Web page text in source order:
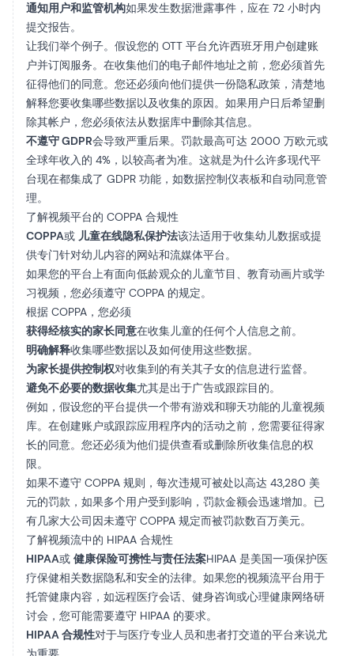
通知用户和监管机构如果发生数据泄露事件，应在 72 小时内
提交报告。
让我们举个例子。假设您的 OTT 平台允许西班牙用户创建账
户并订阅服务。在收集他们的电子邮件地址之前，您必须首先
征得他们的同意。您还必须向他们提供一份隐私政策，清楚地
解释您要收集哪些数据以及收集的原因。如果用户日后希望删
除其帐户，您必须依法从数据库中删除其信息。
不遵守 GDPR会导致严重后果。罚款最高可达 2000 万欧元或
全球年收入的 4%，以较高者为准。这就是为什么许多现代平
台现在都集成了 GDPR 功能，如数据控制仪表板和自动同意管
理。
了解视频平台的 COPPA 合规性
COPPA或 儿童在线隐私保护法该法适用于收集幼儿数据或提
供专门针对幼儿内容的网站和流媒体平台。
如果您的平台上有面向低龄观众的儿童节目、教育动画片或学
习视频，您必须遵守 COPPA 的规定。
根据 COPPA，您必须
获得经核实的家长同意在收集儿童的任何个人信息之前。
明确解释收集哪些数据以及如何使用这些数据。
为家长提供控制权对收集到的有关其子女的信息进行监督。
避免不必要的数据收集尤其是出于广告或跟踪目的。
例如，假设您的平台提供一个带有游戏和聊天功能的儿童视频
库。在创建账户或跟踪应用程序内的活动之前，您需要征得家
长的同意。您还必须为他们提供查看或删除所收集信息的权
限。
如果不遵守 COPPA 规则，每次违规可被处以高达 43,280 美
元的罚款，如果多个用户受到影响，罚款金额会迅速增加。已
有几家大公司因未遵守 COPPA 规定而被罚款数百万美元。
了解视频流中的 HIPAA 合规性
HIPAA或 健康保险可携性与责任法案HIPAA 是美国一项保护医
疗保健相关数据隐私和安全的法律。如果您的视频流平台用于
托管健康内容，如远程医疗会话、健身咨询或心理健康网络研
讨会，您可能需要遵守 HIPAA 的要求。
HIPAA 合规性对于与医疗专业人员和患者打交道的平台来说尤